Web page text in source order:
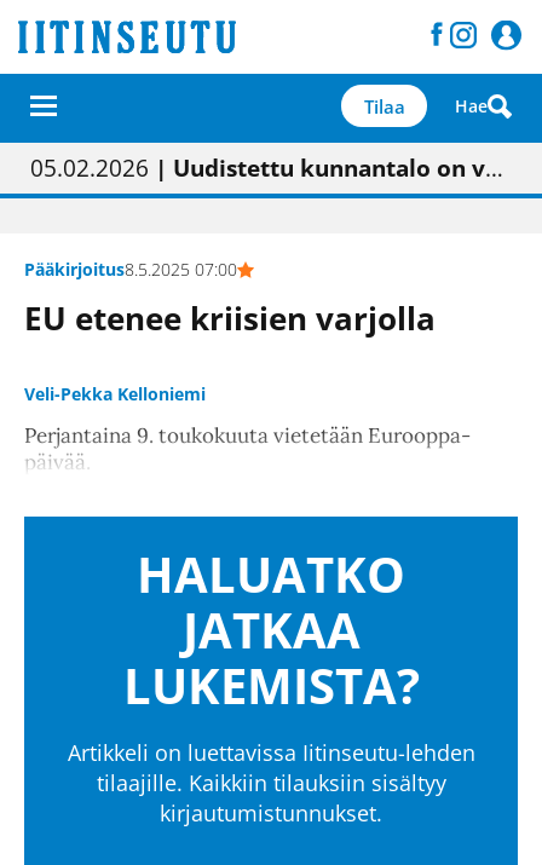
Tilaa Hae
01.02.2026 | Painon vaihtumisen pitäisi näkyä hieman parempana painojäljen laatuna lehdessä
05.02.2026 | Uudistettu kunnantalo on valoisa
23.04.2026 | “Olemme käynnistämässä uudelleen keskustavisiotyön”
09.05.2026| "Maalla on totuttu elämään omavaraisemmin kuin kaupungissa"
Pääkirjoitus8.5.2025 07:00
EU etenee kriisien varjolla
Veli-Pekka Kelloniemi
Perjantaina 9. toukokuuta vietetään Eurooppa-
päivää.
HALUATKO
JATKAA
LUKEMISTA?
Artikkeli on luettavissa Iitinseutu-lehden
tilaajille. Kaikkiin tilauksiin sisältyy
kirjautumistunnukset.